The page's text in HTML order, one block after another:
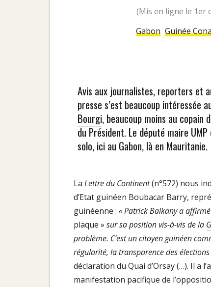
(mis en ligne le
Gabon Guinée
Avis aux journalistes, reporters et
presse s’est beaucoup intéressée
Bourgi, beaucoup moins au copain
du Président. Le député maire
solo, ici au Gabon, là en Mauritanie.
La Lettre du Continent(n°572) nous
d’Etat guinéen Boubacar Barry,
guinéenne : « Patrick Balkany a
plaque » sur sa position vis-à-vis de la
problème. C’est un citoyen guinéen
régularité, la transparence des élections
déclaration du Quai d’Orsay (…). Il a
manifestation pacifique de